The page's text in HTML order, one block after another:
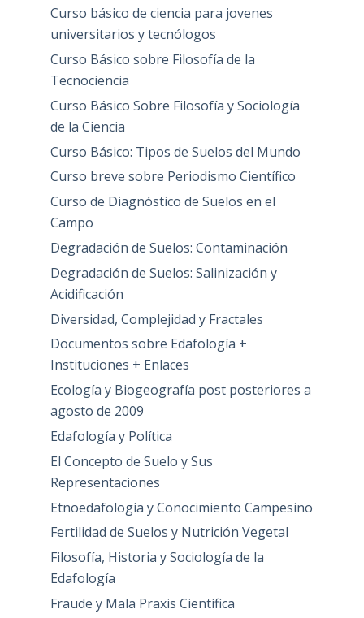
Curso básico de ciencia para jovenes
universitarios y tecnólogos
Curso Básico sobre Filosofía de la
Tecnociencia
Curso Básico Sobre Filosofía y Sociología
de la Ciencia
Curso Básico: Tipos de Suelos del Mundo
Curso breve sobre Periodismo Científico
Curso de Diagnóstico de Suelos en el
Campo
Degradación de Suelos: Contaminación
Degradación de Suelos: Salinización y
Acidificación
Diversidad, Complejidad y Fractales
Documentos sobre Edafología +
Instituciones + Enlaces
Ecología y Biogeografía post posteriores a
agosto de 2009
Edafología y Política
El Concepto de Suelo y Sus
Representaciones
Etnoedafología y Conocimiento Campesino
Fertilidad de Suelos y Nutrición Vegetal
Filosofía, Historia y Sociología de la
Edafología
Fraude y Mala Praxis Científica